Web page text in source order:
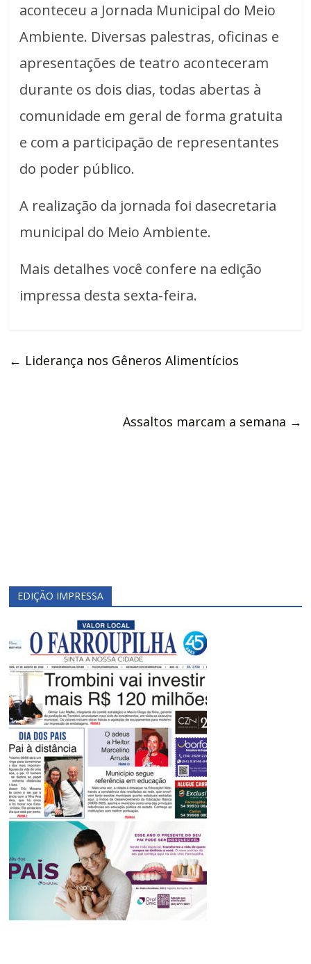
aconteceu a Jornada Municipal do Meio
Ambiente. Diversas palestras, oficinas e
apresentações de teatro aconteceram
durante os dois dias, todas abertas à
comunidade em geral de forma gratuita
e com a participação de representantes
do poder público.
A realização da jornada foi dasecretaria
municipal do Meio Ambiente.
Mais detalhes você confere na edição
impressa desta sexta-feira.
← Liderança nos Gêneros Alimentícios
Assaltos marcam a semana →
EDIÇÃO IMPRESSA